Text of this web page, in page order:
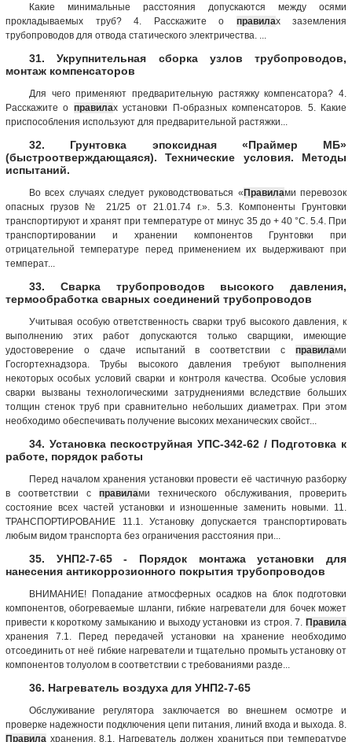
Какие минимальные расстояния допускаются между осями
прокладываемых труб? 4. Расскажите о правилах заземления
трубопроводов для отвода статического электричества. ...
31. Укрупнительная сборка узлов трубопроводов,
монтаж компенсаторов
Для чего применяют предварительную растяжку компенсатора? 4.
Расскажите о правилах установки П-образных компенсаторов. 5. Какие
приспособления используют для предварительной растяжки...
32. Грунтовка эпоксидная «Праймер МБ»
(быстроотверждающаяся). Технические условия. Методы
испытаний.
Во всех случаях следует руководствоваться «Правилами перевозок
опасных грузов № 21/25 от 21.01.74 г.». 5.3. Компоненты Грунтовки
транспортируют и хранят при температуре от минус 35 до + 40 °С. 5.4. При
транспортировании и хранении компонентов Грунтовки при
отрицательной температуре перед применением их выдерживают при
температ...
33. Сварка трубопроводов высокого давления,
термообработка сварных соединений трубопроводов
Учитывая особую ответственность сварки труб высокого давления, к
выполнению этих работ допускаются только сварщики, имеющие
удостоверение о сдаче испытаний в соответствии с правилами
Госгортехнадзора. Трубы высокого давления требуют выполнения
некоторых особых условий сварки и контроля качества. Особые условия
сварки вызваны технологическими затруднениями вследствие больших
толщин стенок труб при сравнительно небольших диаметрах. При этом
необходимо обеспечивать получение высоких механических свойст...
34. Установка пескоструйная УПС-342-62 / Подготовка к
работе, порядок работы
Перед началом хранения установки провести её частичную разборку
в соответствии с правилами технического обслуживания, проверить
состояние всех частей установки и изношенные заменить новыми. 11.
ТРАНСПОРТИРОВАНИЕ 11.1. Установку допускается транспортировать
любым видом транспорта без ограничения расстояния при...
35. УНП2-7-65 - Порядок монтажа установки для
нанесения антикоррозионного покрытия трубопроводов
ВНИМАНИЕ! Попадание атмосферных осадков на блок подготовки
компонентов, обогреваемые шланги, гибкие нагреватели для бочек может
привести к короткому замыканию и выходу установки из строя. 7. Правила
хранения 7.1. Перед передачей установки на хранение необходимо
отсоединить от неё гибкие нагреватели и тщательно промыть установку от
компонентов толуолом в соответствии с требованиями разде...
36. Нагреватель воздуха для УНП2-7-65
Обслуживание регулятора заключается во внешнем осмотре и
проверке надежности подключения цепи питания, линий входа и выхода. 8.
Правила хранения. 8.1. Нагреватель должен храниться при температуре